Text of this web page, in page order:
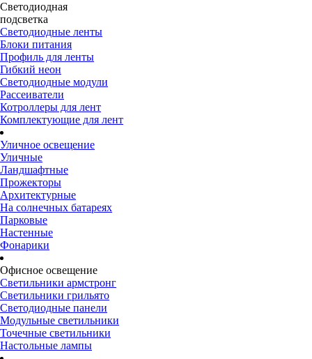
Светодиодная
подсветка
Светодиодные ленты
Блоки питания
Профиль для ленты
Гибкий неон
Светодиодные модули
Рассеиватели
Котроллеры для лент
Комплектующие для лент
Уличное освещение
Уличные
Ландшафтные
Прожекторы
Архитектурные
На солнечных батареях
Парковые
Настенные
Фонарики
Офисное освещение
Светильники армстронг
Светильники грильято
Светодиодные панели
Модульные светильники
Точечные светильники
Настольные лампы